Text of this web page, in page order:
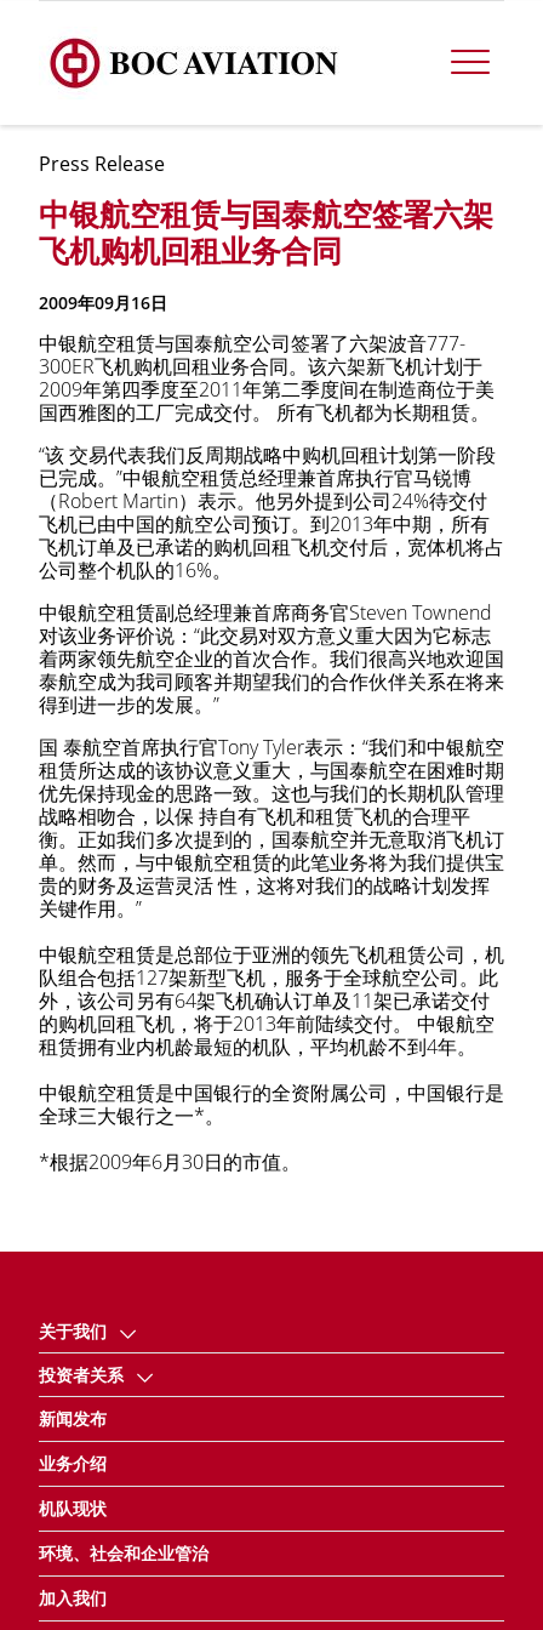
Press Release
中银航空租赁与国泰航空签署六架
飞机购机回租业务合同
2009年09月16日
中银航空租赁与国泰航空公司签署了六架波音777-
300ER飞机购机回租业务合同。该六架新飞机计划于
2009年第四季度至2011年第二季度间在制造商位于美
国西雅图的工厂完成交付。 所有飞机都为长期租赁。
“该 交易代表我们反周期战略中购机回租计划第一阶段
已完成。”中银航空租赁总经理兼首席执行官马锐博
（Robert Martin）表示。他另外提到公司24%待交付
飞机已由中国的航空公司预订。到2013年中期，所有
飞机订单及已承诺的购机回租飞机交付后，宽体机将占
公司整个机队的16%。
中银航空租赁副总经理兼首席商务官Steven Townend
对该业务评价说：“此交易对双方意义重大因为它标志
着两家领先航空企业的首次合作。我们很高兴地欢迎国
泰航空成为我司顾客并期望我们的合作伙伴关系在将来
得到进一步的发展。”
国 泰航空首席执行官Tony Tyler表示：“我们和中银航空
租赁所达成的该协议意义重大，与国泰航空在困难时期
优先保持现金的思路一致。这也与我们的长期机队管理
战略相吻合，以保 持自有飞机和租赁飞机的合理平
衡。正如我们多次提到的，国泰航空并无意取消飞机订
单。然而，与中银航空租赁的此笔业务将为我们提供宝
贵的财务及运营灵活 性，这将对我们的战略计划发挥
关键作用。”
中银航空租赁是总部位于亚洲的领先飞机租赁公司，机
队组合包括127架新型飞机，服务于全球航空公司。此
外，该公司另有64架飞机确认订单及11架已承诺交付
的购机回租飞机，将于2013年前陆续交付。 中银航空
租赁拥有业内机龄最短的机队，平均机龄不到4年。
中银航空租赁是中国银行的全资附属公司，中国银行是
全球三大银行之一*。
*根据2009年6月30日的市值。
关于我们
投资者关系
新闻发布
业务介绍
机队现状
环境、社会和企业管治
加入我们